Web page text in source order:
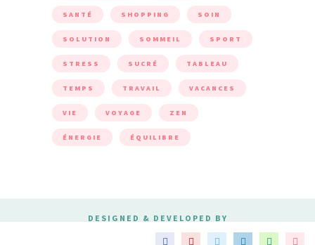
SANTÉ SHOPPING SOIN
SOLUTION SOMMEIL SPORT
STRESS SUCRÉ TABLEAU
TEMPS TRAVAIL VACANCES
VIE VOYAGE ZEN
ÉNERGIE ÉQUILIBRE
DESIGNED & DEVELOPED BY